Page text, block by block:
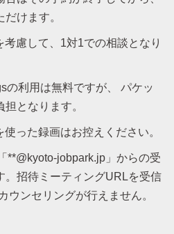
けます。
慮して、1対1での相談となり
の利用は無料ですが、 パケッ
担となります。
った録画はお控えください。
**@kyoto-jobpark.jp」からの受
。招待ミーティングURLを受信
ウンセリングが行えません。